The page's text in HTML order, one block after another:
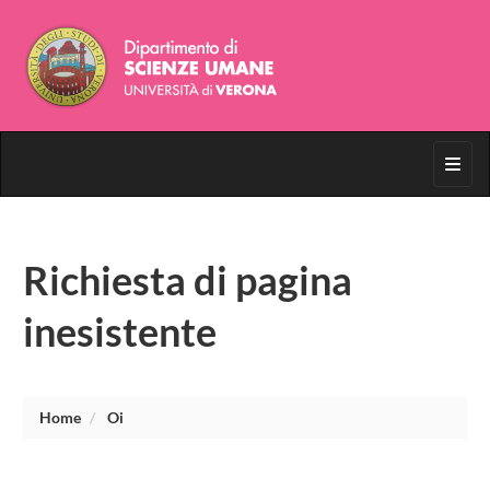
Richiesta di pagina
inesistente
Home Oi